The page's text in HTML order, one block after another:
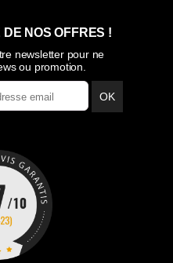
NOS OFFRES !
newsletter pour ne
ou promotion.
OK